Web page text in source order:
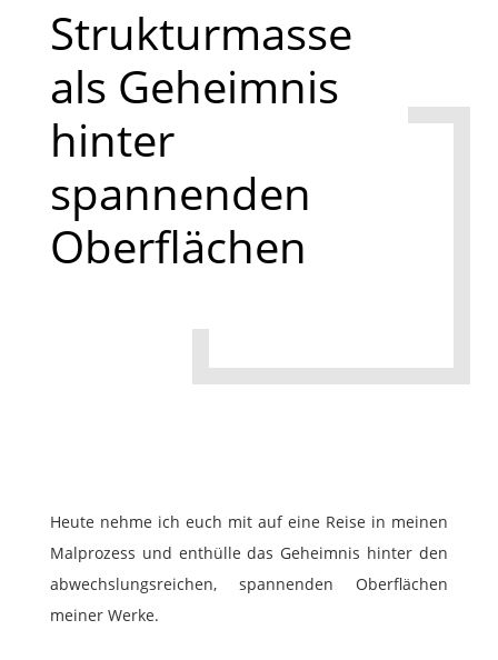
Strukturmasse
als Geheimnis
hinter
spannenden
Oberflächen
Heute nehme ich euch mit auf eine Reise in meinen
Malprozess und enthülle das Geheimnis hinter den
abwechslungsreichen, spannenden Oberflächen
meiner Werke.